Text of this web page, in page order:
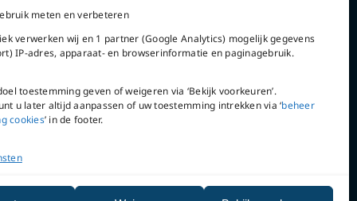
meten en verbeteren
verwerken wij en 1 partner (Google Analytics) mogelijk gegevens
IP-adres, apparaat- en browserinformatie en paginagebruik.
toestemming geven of weigeren via ‘Bekijk voorkeuren’.
u later altijd aanpassen of uw toestemming intrekken via ‘beheer
cookies’ in de footer.
Word lid
VNC Statuten